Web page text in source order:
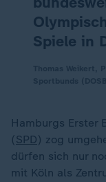
Spiele in
Hamburgs Erster
(SPD) zog
dürfen sich nur
mit Köln als